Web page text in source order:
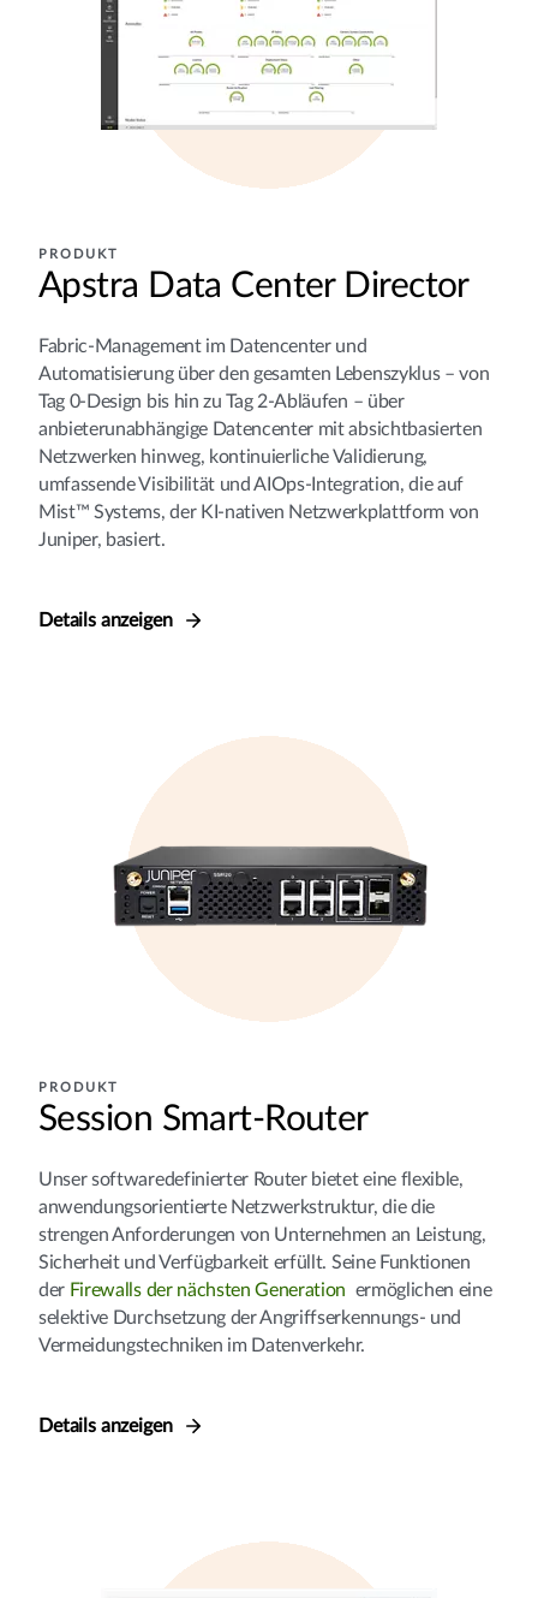
PRODUKT
Apstra Data Center Director
Fabric-Management im Datencenter und
Automatisierung über den gesamten Lebenszyklus – von
Tag 0-Design bis hin zu Tag 2-Abläufen – über
anbieterunabhängige Datencenter mit absichtbasierten
Netzwerken hinweg, kontinuierliche Validierung,
umfassende Visibilität und AIOps-Integration, die auf
Mist™ Systems, der KI-nativen Netzwerkplattform von
Juniper, basiert.
Details anzeigen
PRODUKT
Session Smart-Router
Unser softwaredefinierter Router bietet eine flexible,
anwendungsorientierte Netzwerkstruktur, die die
strengen Anforderungen von Unternehmen an Leistung,
Sicherheit und Verfügbarkeit erfüllt. Seine Funktionen
der Firewalls der nächsten Generation ermöglichen eine
selektive Durchsetzung der Angriffserkennungs- und
Vermeidungstechniken im Datenverkehr.
Details anzeigen